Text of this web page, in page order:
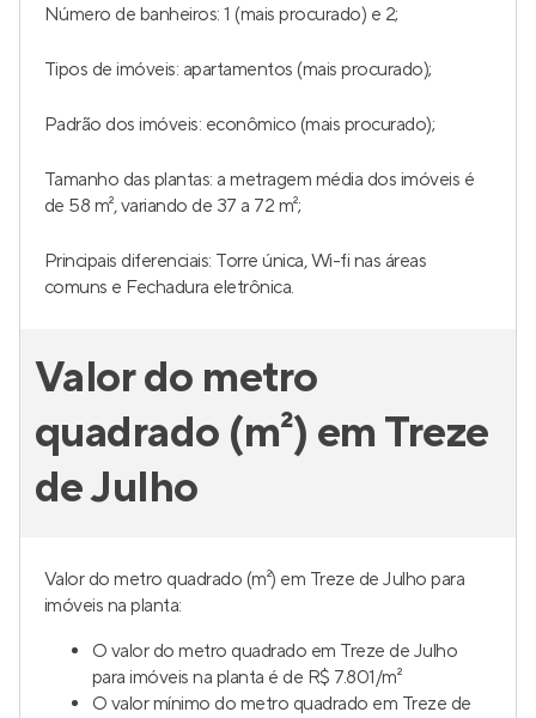
Número de banheiros: 1 (mais procurado) e 2;
Tipos de imóveis: apartamentos (mais procurado);
Padrão dos imóveis: econômico (mais procurado);
Tamanho das plantas: a metragem média dos imóveis é
de 58 m², variando de 37 a 72 m²;
Principais diferenciais: Torre única, Wi-fi nas áreas
comuns e Fechadura eletrônica.
Valor do metro
quadrado (m²) em Treze
de Julho
Valor do metro quadrado (m²) em Treze de Julho para
imóveis na planta:
O valor do metro quadrado em Treze de Julho
para imóveis na planta é de R$ 7.801/m²
O valor mínimo do metro quadrado em Treze de